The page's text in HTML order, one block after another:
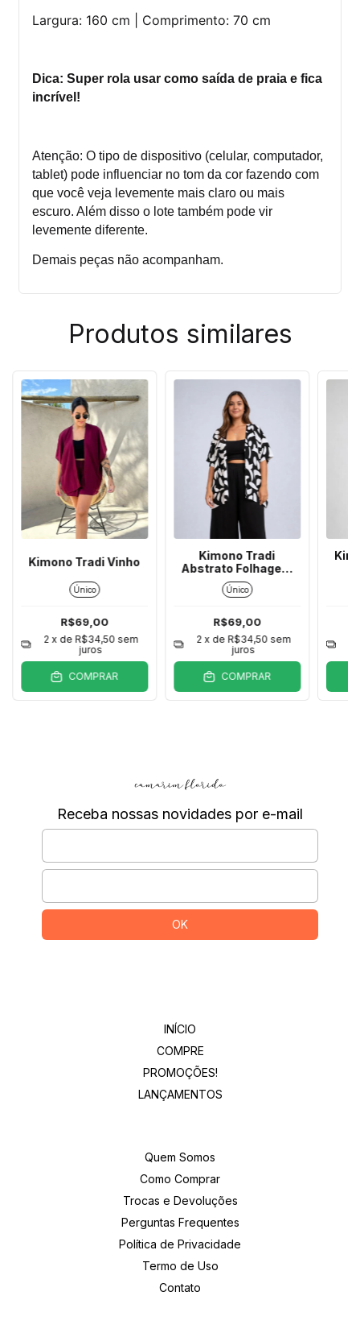
Largura: 160 cm | Comprimento: 70 cm
Dica: Super rola usar como saída de praia e fica
incrível!
Atenção: O tipo de dispositivo (celular, computador,
tablet) pode influenciar no tom da cor fazendo com
que você veja levemente mais claro ou mais
escuro. Além disso o lote também pode vir
levemente diferente.
Demais peças não acompanham.
Produtos similares
Kimono Tradi Vinho
Único
R$69,00
2 x de R$34,50 sem
juros
COMPRAR
Kimono Tradi
Abstrato Folhagem
Preto
Único
R$69,00
2 x de R$34,50 sem
juros
COMPRAR
Receba nossas novidades por e-mail
INÍCIO
COMPRE
PROMOÇÕES!
LANÇAMENTOS
Quem Somos
Como Comprar
Trocas e Devoluções
Perguntas Frequentes
Política de Privacidade
Termo de Uso
Contato